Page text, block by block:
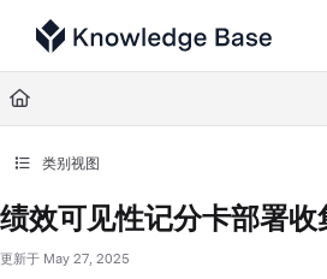
Documentation Index
Fetch the complete documentation index at:
Use this file to discover all available pages
类别视图
绩效可见性记分卡部署收
更新于 May 27, 2025